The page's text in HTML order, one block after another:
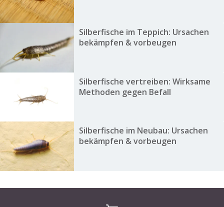
Silberfische im Teppich: Ursachen
bekämpfen & vorbeugen
Silberfische vertreiben: Wirksame
Methoden gegen Befall
Silberfische im Neubau: Ursachen
bekämpfen & vorbeugen